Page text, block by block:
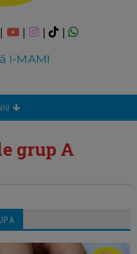
| | |
|
I-MAMI
grup A
A